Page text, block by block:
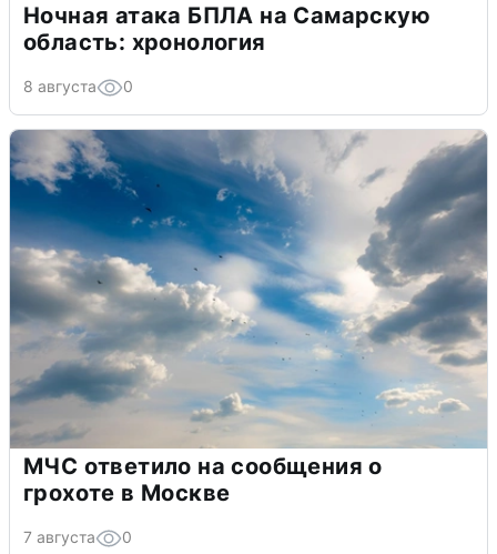
Ночная атака БПЛА на Самарскую
область: хронология
8 августа 0
МЧС ответило на сообщения о
грохоте в Москве
7 августа 0